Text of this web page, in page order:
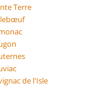
Terre
de l'Isle